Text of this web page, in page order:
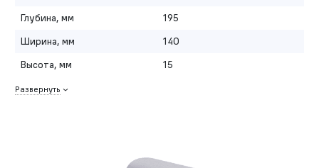
Глубина, мм
195
Ширина, мм
140
Высота, мм
15
Развернуть